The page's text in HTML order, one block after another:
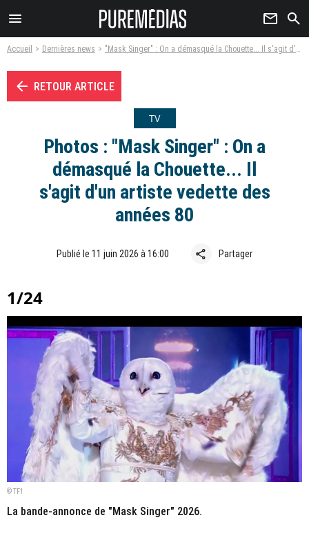
menu newsletter search
Accueil Dernières news "Mask Singer" : On a démasqué la Chouette... Il s'agit d'un artiste vedette des années 80
arrow_left RETOUR ARTICLE
TV
Photos : "Mask Singer" : On a
démasqué la Chouette... Il
s'agit d'un artiste vedette des
années 80
Publié le 11 juin 2026 à 16:00 share Partager
1/24
© TF1
La bande-annonce de "Mask Singer" 2026.